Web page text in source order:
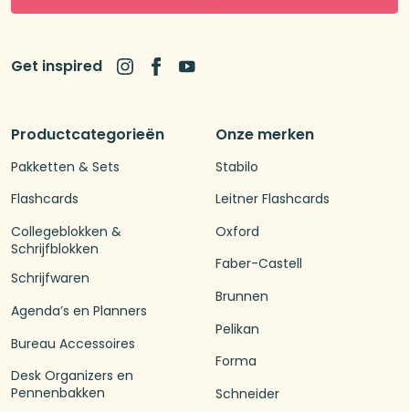
Productcategorieën
Pakketten & Sets
Flashcards
Collegeblokken &
Schrijfblokken
Schrijfwaren
Agenda’s en Planners
Bureau Accessoires
Desk Organizers en
Pennenbakken
Onze merken
Stabilo
Leitner Flashcards
Oxford
Faber-Castell
Brunnen
Pelikan
Forma
Schneider
Get inspired